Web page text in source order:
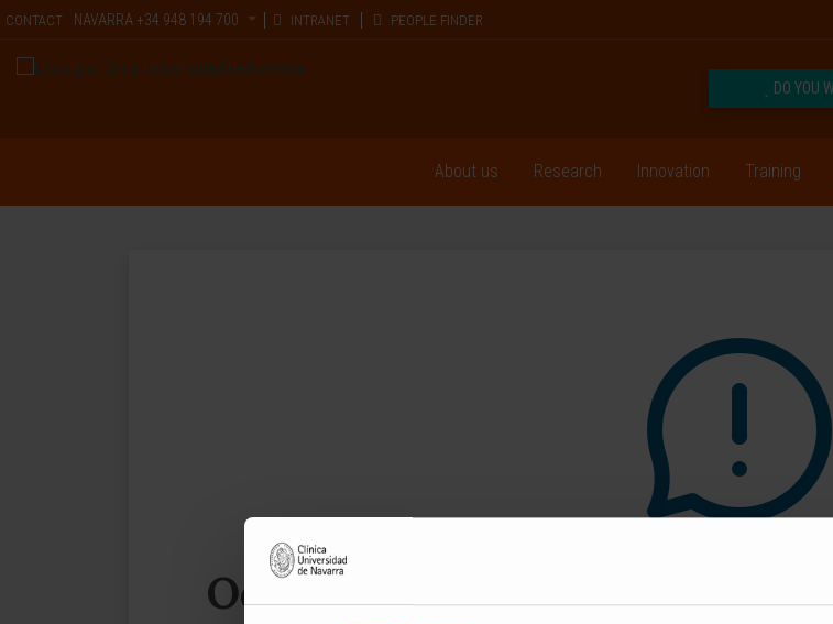
CONTACT NAVARRA +34 948 194 700 INTRANET PEOPLE FINDER
DO YOU
About us Research Innovation Training
Oops, the page you are